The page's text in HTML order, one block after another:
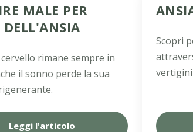
MALE PER
DELL'ANSIA
rimane sempre in
il sonno perde la sua
Leggi l'articolo
Scopri